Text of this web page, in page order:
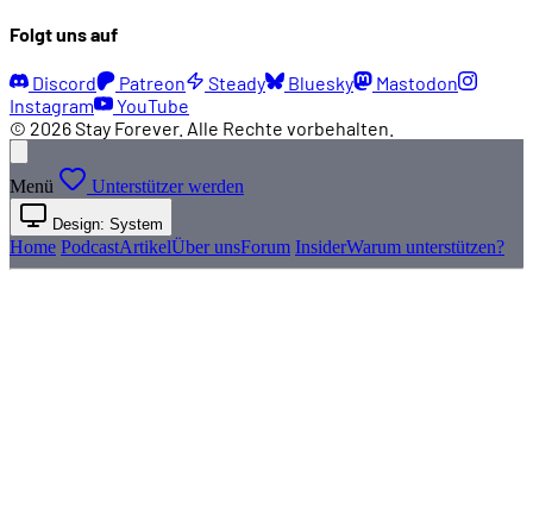
Folgt uns auf
Discord Patreon Steady Bluesky
Mastodon
Instagram
YouTube
© 2026 Stay Forever. Alle Rechte vorbehalten.
Menü Unterstützer werden
Design: System
Home PodcastArtikelÜber unsForum InsiderWarum unterstützen?